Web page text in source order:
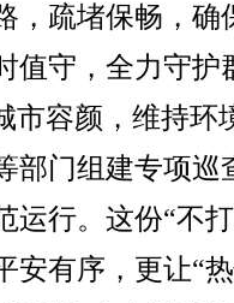
，疏堵保畅，确
值守，全力守护
市容颜，维持环
部门组建专项巡
运行。这份“不
安有序，更让“